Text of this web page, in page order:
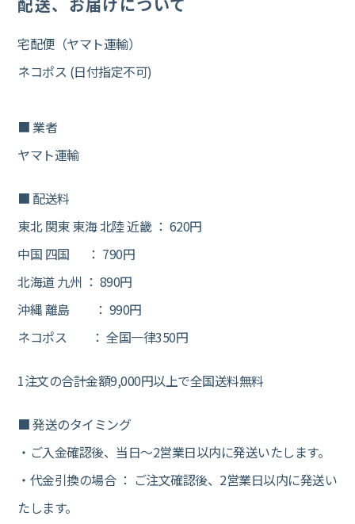
宅配便（ヤマト運輸）
ネコポス (日付指定不可)
■ 業者
ヤマト運輸
■ 配送料
東北 関東 東海 北陸 近畿 ： 620円
中国 四国 ： 790円
北海道 九州 ： 890円
沖縄 離島 ： 990円
ネコポス ： 全国一律350円
1注文の合計金額9,000円以上で全国送料無料
■ 発送のタイミング
・ご入金確認後、当日～2営業日以内に発送いたします。
・代金引換の場合 ： ご注文確認後、2営業日以内に発送い
たします。